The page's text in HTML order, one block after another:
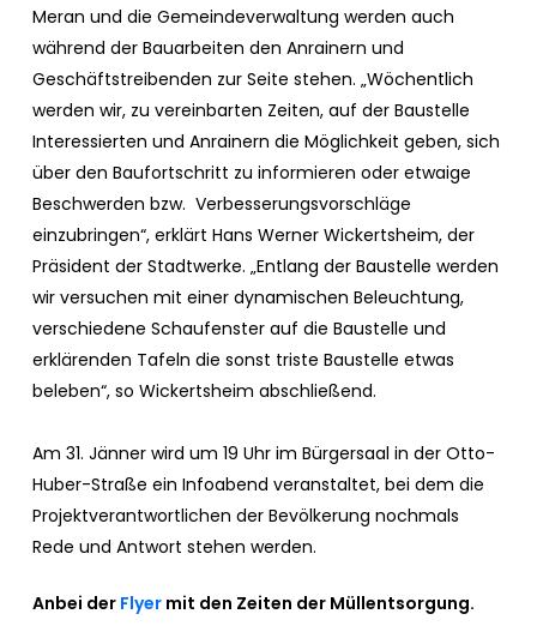
Meran und die Gemeindeverwaltung werden auch
während der Bauarbeiten den Anrainern und
Geschäftstreibenden zur Seite stehen. „Wöchentlich
werden wir, zu vereinbarten Zeiten, auf der Baustelle
Interessierten und Anrainern die Möglichkeit geben, sich
über den Baufortschritt zu informieren oder etwaige
Beschwerden bzw. Verbesserungsvorschläge
einzubringen“, erklärt Hans Werner Wickertsheim, der
Präsident der Stadtwerke. „Entlang der Baustelle werden
wir versuchen mit einer dynamischen Beleuchtung,
verschiedene Schaufenster auf die Baustelle und
erklärenden Tafeln die sonst triste Baustelle etwas
beleben“, so Wickertsheim abschließend.
Am 31. Jänner wird um 19 Uhr im Bürgersaal in der Otto-
Huber-Straße ein Infoabend veranstaltet, bei dem die
Projektverantwortlichen der Bevölkerung nochmals
Rede und Antwort stehen werden.
Anbei der Flyermit den Zeiten der Müllentsorgung.